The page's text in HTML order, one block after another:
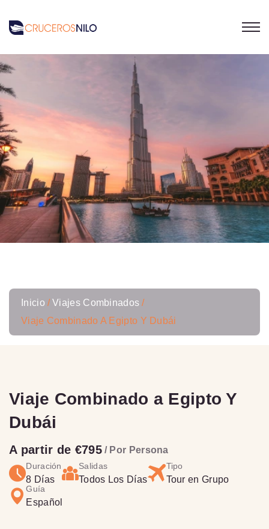
Inicio
Viajes Combinados
Viaje Combinado A Egipto Y Dubái
Viaje Combinado a Egipto Y
Dubái
A partir de €795 / Por Persona
Duración
8 Días
Salidas
Todos Los Días
Tipo
Tour en Grupo
Guía
Español